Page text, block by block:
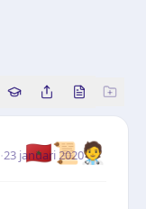
Copy source
Share this
Bekijk
🇲🇦📜🧑‍⚕️
·23 januari 2020